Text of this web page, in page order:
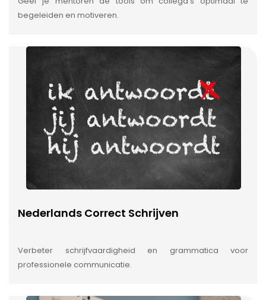
begeleiden en motiveren.
Nederlands Correct Schrijven
Verbeter schrijfvaardigheid en grammatica voor
professionele communicatie.